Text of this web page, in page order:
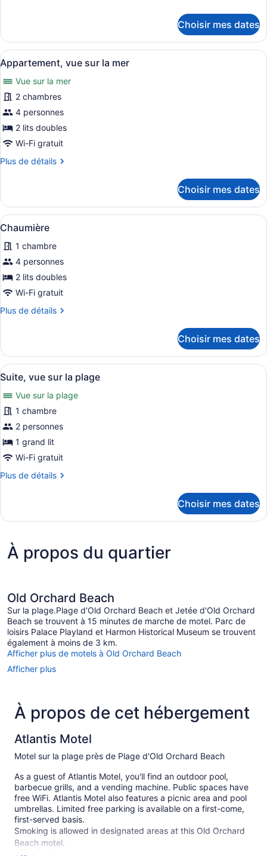
partielle
sur
l'océan
Appartement,
vue
partielle
sur
l'océan
Choisir mes dates
Afficher
toutes
les
photos
pour
ce
type
chambre :
sur
la
mer
Un salon comprenant un
25
Appartement, vue sur la mer
Vue sur la mer
2 chambres
4 personnes
2 lits doubles
Wi-Fi gratuit
Plus de détails
Plus
Appartement,
vue
sur
mer
Choisir mes dates
Afficher
toutes
les
photos
pour
ce
de
Un petit bâtiment d’un seul
10
Chaumière
1 chambre
4 personnes
2 lits doubles
Wi-Fi gratuit
Plus de détails
Plus
Chaumière
Choisir mes dates
Afficher
toutes
les
photos
pour
ce
type
chambre :
sur
plage
Une cuisine avec vue sur la mer,
12
Suite, vue sur la plage
Vue sur la plage
1 chambre
2 personnes
1 grand lit
Wi-Fi gratuit
Plus de détails
Plus
Suite,
plage
Choisir mes dates
À propos du quartier
Old Orchard Beach
Sur la plage.Plage d'Old Orchard Beach et Jetée d'Old Orchard
Beach se trouvent à 15 minutes de marche de motel. Parc de
loisirs Palace Playland et Harmon Historical Museum se trouvent
également à moins de 3 km.
Afficher plus de motels à Old Orchard Beach
Afficher plus
À propos de cet hébergement
Atlantis Motel
Motel sur la plage près de Plage d'Old Orchard Beach
As a guest of Atlantis Motel, you'll find an outdoor pool,
barbecue grills, and a vending machine. Public spaces have
free WiFi. Atlantis Motel also features a picnic area and pool
umbrellas. Limited free parking is available on a first-come,
first-served basis.
Smoking is allowed in designated areas at this Old Orchard
Beach motel.